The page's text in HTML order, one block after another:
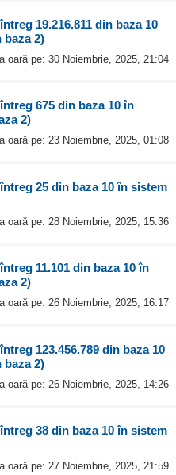
19.216.811 din baza 10
baza 2)
oară pe: 30 Noiembrie, 2025, 21:04
675 din baza 10 în
2)
oară pe: 23 Noiembrie, 2025, 01:08
25 din baza 10 în sistem
oară pe: 28 Noiembrie, 2025, 15:36
11.101 din baza 10 în
2)
oară pe: 26 Noiembrie, 2025, 16:17
123.456.789 din baza 10
baza 2)
oară pe: 26 Noiembrie, 2025, 14:26
38 din baza 10 în sistem
oară pe: 27 Noiembrie, 2025, 21:59